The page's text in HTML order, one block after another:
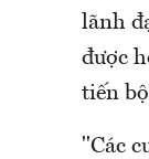
lãnh
được
tiến
"Các